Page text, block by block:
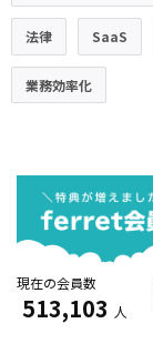
法律 SaaS
業務効率化
現在の会員数
513,103 人